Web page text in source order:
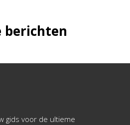
berichten
gids voor de ultieme